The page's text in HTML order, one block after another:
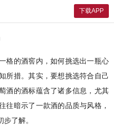
下载APP
格的酒窖内，如何挑选出一瓶心
所措。其实，要想挑选符合自己
酒的酒标蕴含了诸多信息，尤其
往暗示了一款酒的品质与风格，
了解。